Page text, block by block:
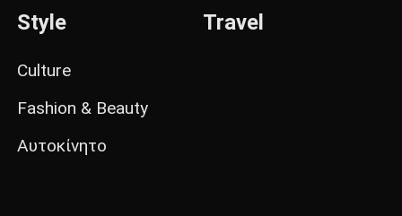
Style
Culture
Fashion & Beauty
Αυτοκίνητο
Travel